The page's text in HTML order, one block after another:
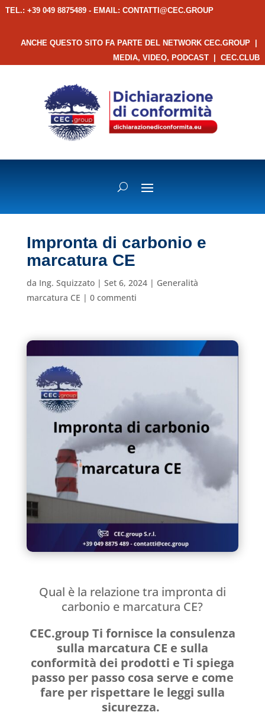
TEL.: +39 049 8875489 - EMAIL: CONTATTI@CEC.GROUP
ANCHE QUESTO SITO FA PARTE DEL NETWORK CEC.GROUP
MEDIA, VIDEO, PODCAST |CEC.CLUB
Impronta di carbonio e
marcatura CE
da Ing. Squizzato| Set 6, 2024| Generalità
marcatura CE | 0 commenti
Qual è la relazione tra impronta di
carbonio e marcatura CE?
CEC.group Ti fornisce la consulenza
sulla marcatura CE e sulla
conformità dei prodotti e Ti spiega
passo per passo cosa serve e come
fare per rispettare le leggi sulla
sicurezza.